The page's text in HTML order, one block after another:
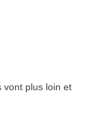
vont plus loin et